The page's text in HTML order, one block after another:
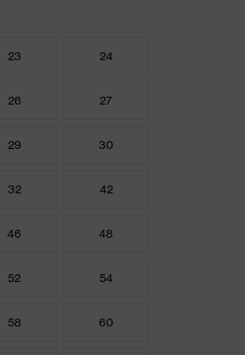
23 24
26 27
29 30
32 42
46 48
52 54
58 60